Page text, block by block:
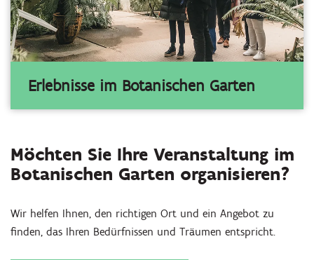
Erlebnisse im Botanischen Garten
Möchten Sie Ihre Veranstaltung im
Botanischen Garten organisieren?
Wir helfen Ihnen, den richtigen Ort und ein Angebot zu
finden, das Ihren Bedürfnissen und Träumen entspricht.